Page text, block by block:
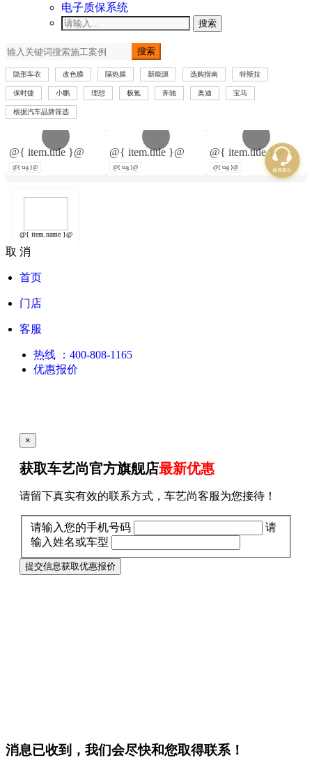
电子质保系统
搜索
搜索
隐形车衣 改色膜 隔热膜 新能源 选购指南 特斯拉
保时捷 小鹏 理想 极氪 奔驰 奥迪 宝马
根据汽车品牌筛选
@{ item.title }@
@{ tag }@
@{ item.title }@
@{ tag }@
@{ item.title }@
@{ tag }@
@{ item.name }@
取 消
首页
门店
客服
热线
：400-808-1165
优惠报价
×
获取车艺尚官方旗舰店最新优惠
请留下真实有效的联系方式，车艺尚客服为您接待！
请输入您的手机号码
请
输入姓名或车型
提交信息获取优惠报价
消息已收到，我们会尽快和您取得联系！